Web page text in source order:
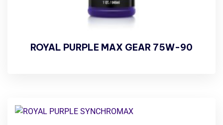
ROYAL PURPLE MAX GEAR 75W-90